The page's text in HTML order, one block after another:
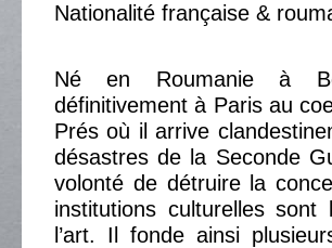
Nationalité française &
Né en Roumanie à
définitivement à Paris au
Prés où il arrive
désastres de la Seconde
volonté de détruire la
institutions culturelles
l’art. Il fonde ainsi